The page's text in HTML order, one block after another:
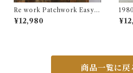
Re work Patchwork Easy P
ants / リワーク パッチワーク
イージー パンツ 古着
¥12,980
ater
チャ
商品一覧に戻